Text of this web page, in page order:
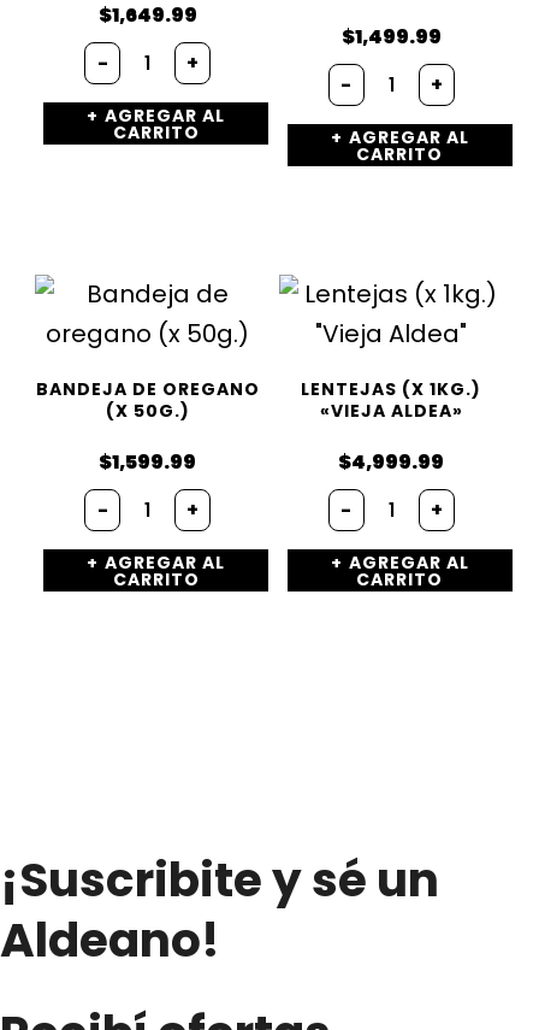
$1,649.99
- Bandeja
de
Chimichurri
(x
100g.)
+
AGREGAR AL
CARRITO
$1,499.99
- Maíz
Pisado
(500grs)
"Vieja
Aldea"
+
AGREGAR AL
CARRITO
BANDEJA DE OREGANO
(X 50G.)
$1,599.99
- Bandeja
de
oregano
(x
50g.)
+
AGREGAR AL
CARRITO
LENTEJAS (X 1KG.)
«VIEJA ALDEA»
$4,999.99
- Lentejas
(x
1kg.)
"Vieja
Aldea"
+
AGREGAR AL
CARRITO
¡Suscribite y sé un
Aldeano!